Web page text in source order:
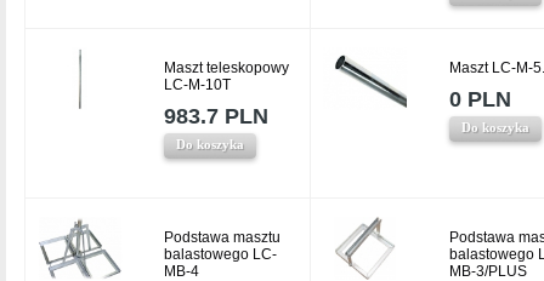
Maszt teleskopowy
LC-M-10T
983.7 PLN
Do koszyka
Maszt LC-M-
0 PLN
Do koszyka
Podstawa masztu
balastowego LC-
MB-4
Podstawa
balastowego
MB-3/PLUS